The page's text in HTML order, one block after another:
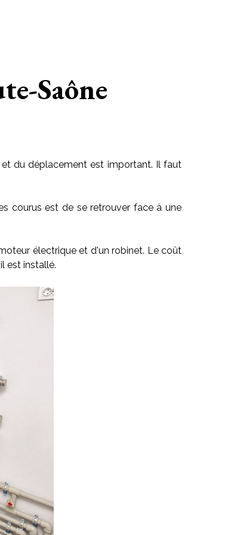
Saône
du déplacement est important. Il faut
courus est de se retrouver face à une
électrique et d'un robinet. Le coût
est installé.